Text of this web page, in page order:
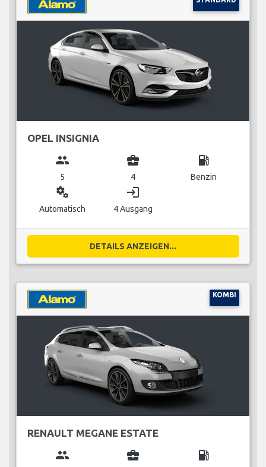
OPEL INSIGNIA
group
5
business_center
4
local_gas_station
Benzin
miscellaneous_services
Automatisch
login
4 Ausgang
DETAILS ANZEIGEN...
KOMBI
RENAULT MEGANE ESTATE
group business_center local_gas_station